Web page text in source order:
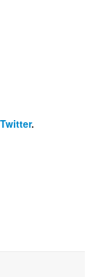
Twitter.